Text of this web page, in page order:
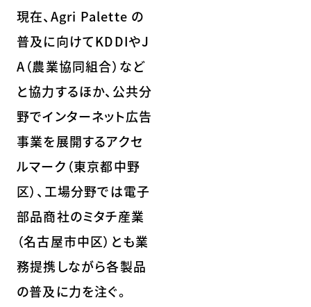
現在、Agri Palette の
普及に向けてKDDIやJ
A（農業協同組合）など
と協力するほか、公共分
野でインターネット広告
事業を展開するアクセ
ルマーク（東京都中野
区）、工場分野では電子
部品商社のミタチ産業
（名古屋市中区）とも業
務提携しながら各製品
の普及に力を注ぐ。